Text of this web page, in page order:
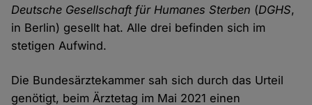
Deutsche Gesellschaft für Humanes Sterben (DGHS,
in Berlin) gesellt hat. Alle drei befinden sich im
stetigen Aufwind.
Die Bundesärztekammer sah sich durch das Urteil
genötigt, beim Ärztetag im Mai 2021 einen